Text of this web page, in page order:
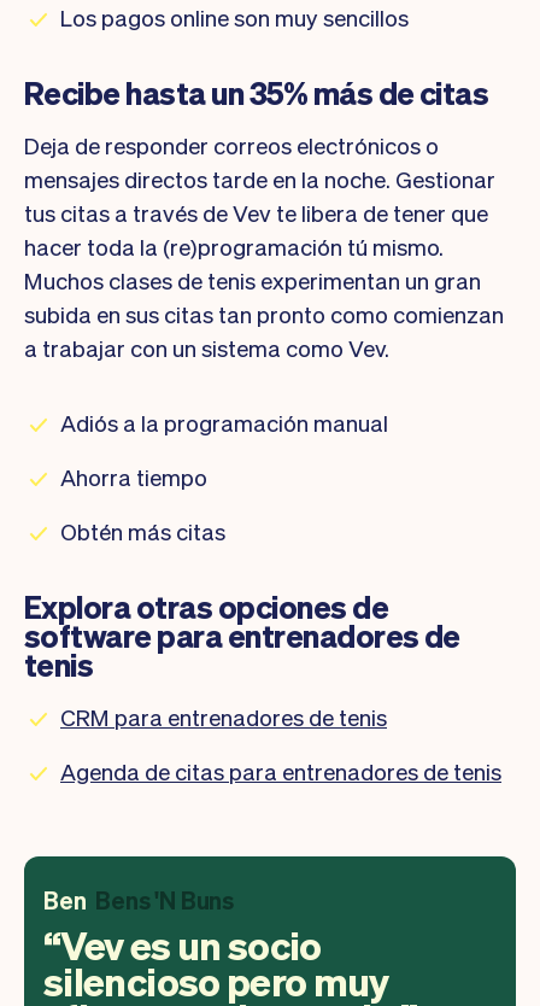
Los pagos online son muy sencillos
Recibe hasta un 35% más de citas
Deja de responder correos electrónicos o
mensajes directos tarde en la noche. Gestionar
tus citas a través de Vev te libera de tener que
hacer toda la (re)programación tú mismo.
Muchos clases de tenis experimentan un gran
subida en sus citas tan pronto como comienzan
a trabajar con un sistema como Vev.
Adiós a la programación manual
Ahorra tiempo
Obtén más citas
Explora otras opciones de
software para entrenadores de
tenis
CRM para entrenadores de tenis
Agenda de citas para entrenadores de tenis
Ben Bens 'N Buns
Vev es un socio
silencioso pero muy